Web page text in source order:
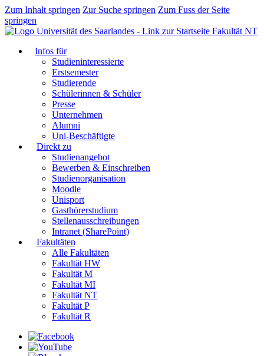
Zum Inhalt springen Zur Suche springen Zum Fuss der Seite
springen
Fakultät NT
Infos für
Studieninteressierte
Erstsemester
Studierende
Schülerinnen & Schüler
Presse
Unternehmen
Alumni
Uni-Beschäftigte
Direkt zu
Studienangebot
Bewerben & Einschreiben
Studienorganisation
Moodle
Unisport
Gasthörerstudium
Stellenausschreibungen
Intranet (SharePoint)
Fakultäten
Alle Fakultäten
Fakultät HW
Fakultät M
Fakultät MI
Fakultät NT
Fakultät P
Fakultät R